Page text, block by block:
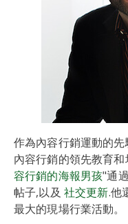
作為內容行銷運動的
內容行銷的領先教育
容行銷的海報男孩"通
帖子,以及 社交更新.他
最大的現場行業活動。